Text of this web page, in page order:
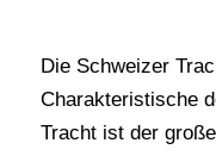
Die Schweizer
Charakteristische
Tracht ist der